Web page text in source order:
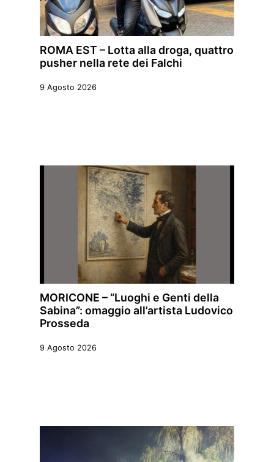
ROMA EST – Lotta alla droga, quattro
pusher nella rete dei Falchi
9 Agosto 2026
MORICONE – “Luoghi e Genti della
Sabina”: omaggio all’artista Ludovico
Prosseda
9 Agosto 2026